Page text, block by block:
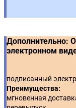
19
Тренажера
Подписание
Дополнительно:
электронном
подписанный
Преимущества:
мгновенная